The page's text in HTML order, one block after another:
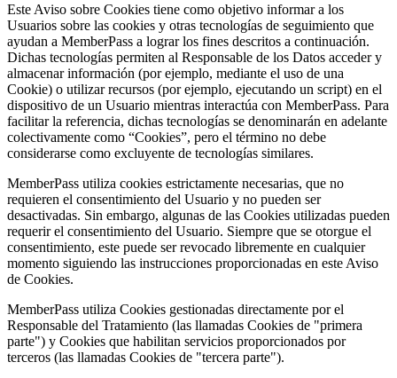
Este Aviso sobre Cookies tiene como objetivo informar a los
Usuarios sobre las cookies y otras tecnologías de seguimiento que
ayudan a MemberPass a lograr los fines descritos a continuación.
Dichas tecnologías permiten al Responsable de los Datos acceder y
almacenar información (por ejemplo, mediante el uso de una
Cookie) o utilizar recursos (por ejemplo, ejecutando un script) en el
dispositivo de un Usuario mientras interactúa con MemberPass. Para
facilitar la referencia, dichas tecnologías se denominarán en adelante
colectivamente como “Cookies”, pero el término no debe
considerarse como excluyente de tecnologías similares.
MemberPass utiliza cookies estrictamente necesarias, que no
requieren el consentimiento del Usuario y no pueden ser
desactivadas. Sin embargo, algunas de las Cookies utilizadas pueden
requerir el consentimiento del Usuario. Siempre que se otorgue el
consentimiento, este puede ser revocado libremente en cualquier
momento siguiendo las instrucciones proporcionadas en este Aviso
de Cookies.
MemberPass utiliza Cookies gestionadas directamente por el
Responsable del Tratamiento (las llamadas Cookies de "primera
parte") y Cookies que habilitan servicios proporcionados por
terceros (las llamadas Cookies de "tercera parte").